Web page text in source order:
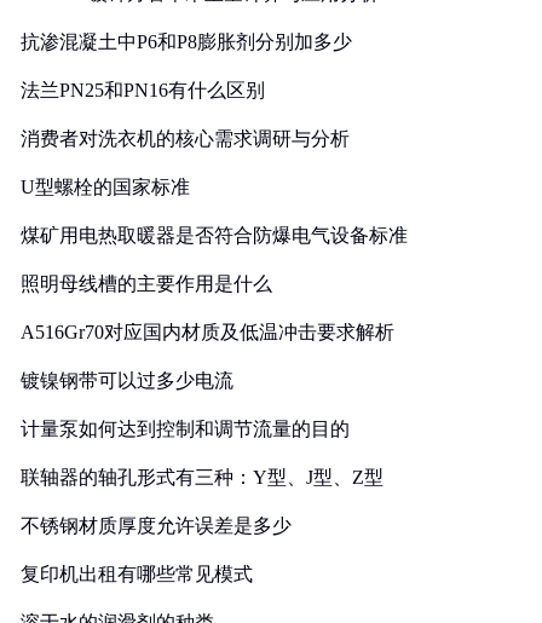
抗渗混凝土中P6和P8膨胀剂分别加多少
法兰PN25和PN16有什么区别
消费者对洗衣机的核心需求调研与分析
U型螺栓的国家标准
煤矿用电热取暖器是否符合防爆电气设备标准
照明母线槽的主要作用是什么
A516Gr70对应国内材质及低温冲击要求解析
镀镍钢带可以过多少电流
计量泵如何达到控制和调节流量的目的
联轴器的轴孔形式有三种：Y型、J型、Z型
不锈钢材质厚度允许误差是多少
复印机出租有哪些常见模式